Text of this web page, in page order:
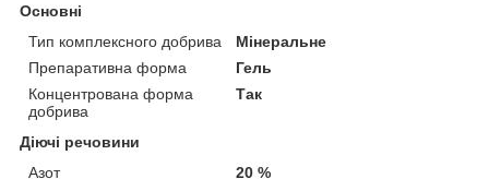
Основні
Тип комплексного добрива
Мінеральне
Препаративна форма
Гель
Концентрована форма
добрива
Так
Діючі речовини
Азот
20 %